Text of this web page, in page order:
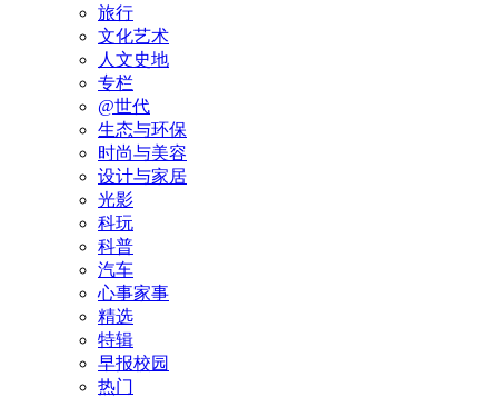
旅行
文化艺术
人文史地
专栏
@世代
生态与环保
时尚与美容
设计与家居
光影
科玩
科普
汽车
心事家事
精选
特辑
早报校园
热门